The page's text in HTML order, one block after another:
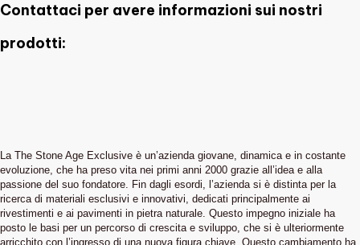
Contattaci per avere informazioni sui nostri
prodotti:
La The Stone Age Exclusive è un’azienda giovane, dinamica e in costante
evoluzione, che ha preso vita nei primi anni 2000 grazie all’idea e alla
passione del suo fondatore. Fin dagli esordi, l’azienda si è distinta per la
ricerca di materiali esclusivi e innovativi, dedicati principalmente ai
rivestimenti e ai pavimenti in pietra naturale. Questo impegno iniziale ha
posto le basi per un percorso di crescita e sviluppo, che si è ulteriormente
arricchito con l’ingresso di una nuova figura chiave. Questo cambiamento ha